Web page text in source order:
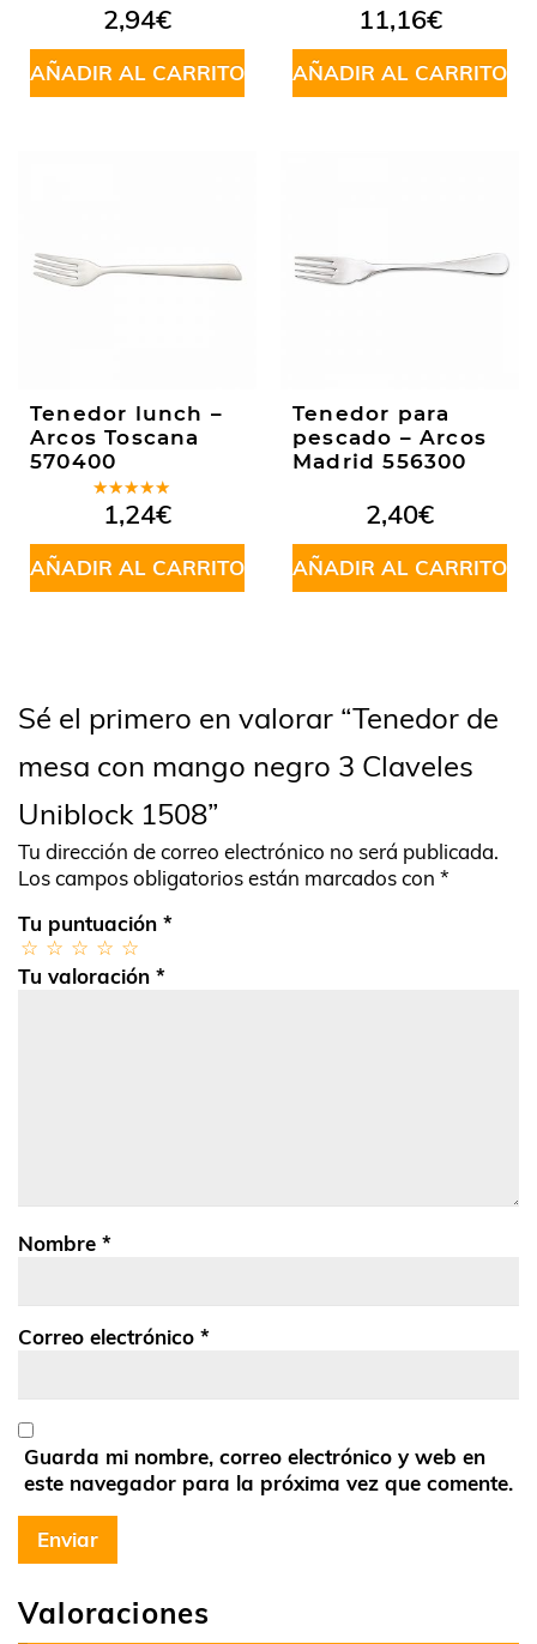
2,94€
AÑADIR AL CARRITO
11,16€
AÑADIR AL CARRITO
Tenedor lunch –
Arcos Toscana
570400
Valorado
en5.00de
5
1,24€
AÑADIR AL CARRITO
Tenedor para
pescado – Arcos
Madrid 556300
2,40€
AÑADIR AL CARRITO
Valoraciones
Sé el primero en valorar “Tenedor de
mesa con mango negro 3 Claveles
Uniblock 1508”
Tu dirección de correo electrónico no será publicada.
Los campos obligatorios están marcados con *
Tu puntuación *
Tu valoración *
Nombre *
Correo electrónico *
Guarda mi nombre, correo electrónico y web en
este navegador para la próxima vez que comente.